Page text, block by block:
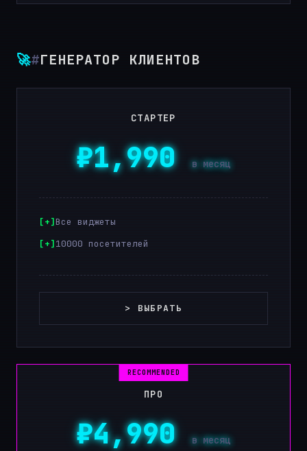
🚀#ГЕНЕРАТОР КЛИЕНТОВ
СТАРТЕР
₽1,990в месяц
Все виджеты
10000 посетителей
> ВЫБРАТЬ
ПРО
₽4,990в месяц